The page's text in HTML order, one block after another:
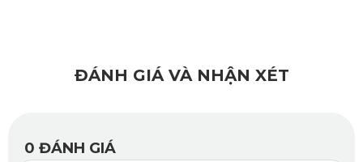
sạch sẽ, đặc biệt phù hợp với điều kiện thời tiết nóng ẩm tại
ĐÁNH GIÁ VÀ NHẬN XÉT
0 ĐÁNH GIÁ